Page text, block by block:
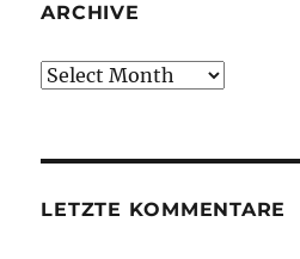
ARCHIVE
Archive
LETZTE KOMMENTARE